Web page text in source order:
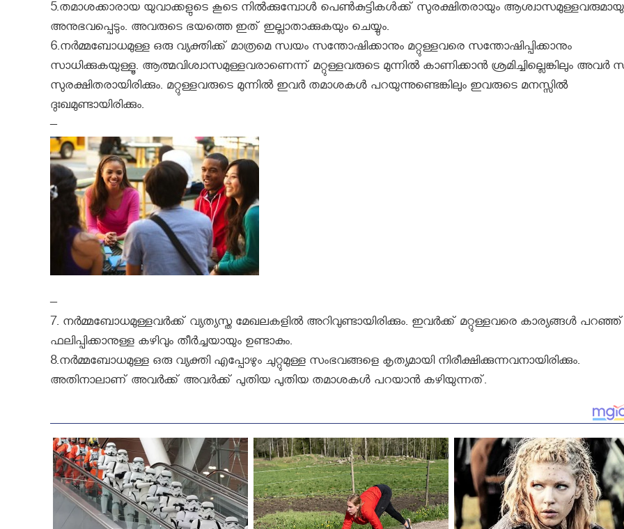
5.തമാശക്കാരായ യുവാക്കളുടെ കൂടെ നിൽക്കുമ്പോൾ പെണ്‍കുട്ടികള്‍ക്ക് സുരക്ഷിതരായും
അനുഭവപ്പെടും. അവരുടെ ഭയത്തെ ഇത് ഇല്ലാതാക്കുകയും ചെയ്യും.
6.നര്‍മ്മബോധമുള്ള ഒരു വ്യക്തിക്ക് മാത്രമെ സ്വയം സന്തോഷിക്കാനും മറ്റുള്ളവരെ സന്തോഷിപ്പിക്കാനും
സാധിക്കുകയുള്ളൂ. ആത്മവിശ്വാസമുള്ളവരാണെന്ന് മറ്റുള്ളവരുടെ മുന്നില്‍ കാണിക്കാന്‍ ശ്രമിച്ചില്ലെങ്കിലും അവര്‍
സുരക്ഷിതരായിരിക്കും. മറ്റുള്ളവരുടെ മുന്നില്‍ ഇവർ തമാശകൾ പറയുന്നുണ്ടെങ്കിലും ഇവരുടെ മനസ്സിൽ
ദുഃഖമുണ്ടായിരിക്കും.
–
–
7. നർമ്മബോധമുള്ളവർക്ക് വ്യത്യസ്ത മേഖലകളില്‍ അറിവുണ്ടായിരിക്കും. ഇവർക്ക് മറ്റുള്ളവരെ കാര്യങ്ങള്‍ പറഞ്ഞ്
ഫലിപ്പിക്കാനുള്ള കഴിവും തീർച്ചയായും ഉണ്ടാകും.
8.നർമ്മബോധമുള്ള ഒരു വ്യക്തി എപ്പോഴും ചുറ്റുമുള്ള സംഭവങ്ങളെ കൃത്യമായി നിരീക്ഷിക്കുന്നവനായിരിക്കും.
അതിനാലാണ് അവർക്ക് അവര്‍ക്ക് പുതിയ പുതിയ തമാശകള്‍ പറയാന്‍ കഴിയുന്നത്.